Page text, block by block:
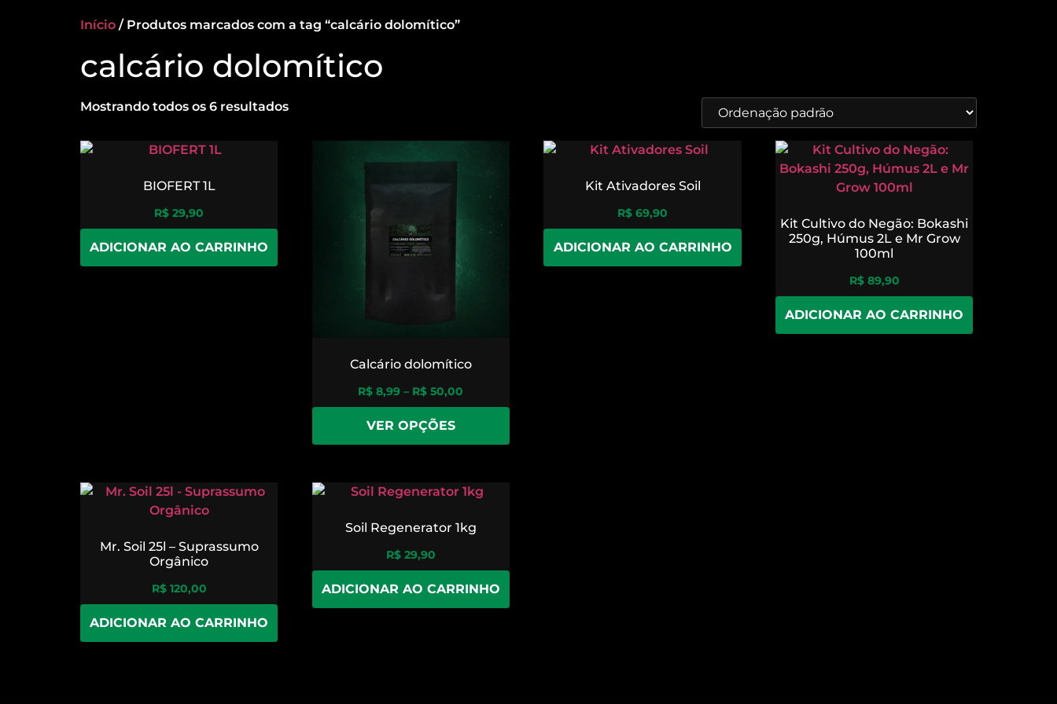
Início / Produtos marcados com a tag “calcário dolomítico”
calcário dolomítico
Mostrando todos os 6 resultados
BIOFERT 1L
R$ 29,90
ADICIONAR AO CARRINHO
Calcário dolomítico
R$ 8,99 – R$ 50,00
VER OPÇÕES
Kit Ativadores Soil
R$ 69,90
ADICIONAR AO CARRINHO
Kit Cultivo do Negão: Bokashi
250g, Húmus 2L e Mr Grow
100ml
R$89,90
ADICIONAR AO CARRINHO
Mr. Soil 25l – Suprassumo
Orgânico
R$120,00
ADICIONAR AO CARRINHO
Soil Regenerator 1kg
R$29,90
ADICIONAR AO CARRINHO